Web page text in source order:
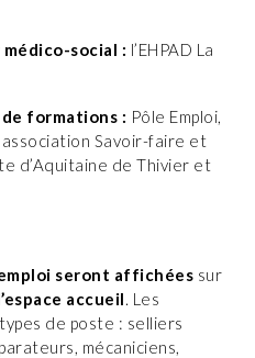
social : l’EHPAD La
formations : Pôle Emploi,
association Savoir-faire et
d’Aquitaine de Thivier et
seront affichées sur
accueil. Les
de poste : selliers
mécaniciens,